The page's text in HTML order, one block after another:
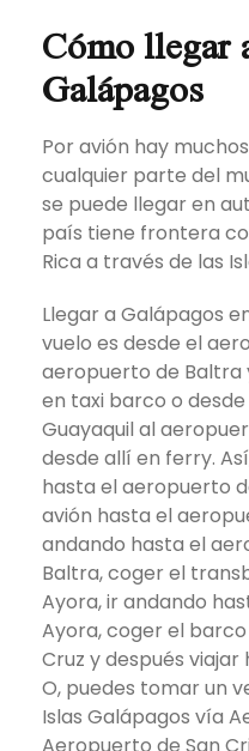
Cómo llegar
Galápagos
Por avión hay
cualquier parte del
se puede llegar en
país tiene frontera
Rica a través de las
Llegar a Galápagos
vuelo es desde el
aeropuerto de Baltra
en taxi barco o
Guayaquil al
desde allí en ferry.
hasta el aeropuerto
avión hasta el
andando hasta el
Baltra, coger el
Ayora, ir andando
Ayora, coger el
Cruz y después viajar
O, puedes tomar un
Islas Galápagos vía